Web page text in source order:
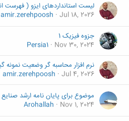
Jul 18, 2026
amir.zerehpoosh
جزوه فیزیک 1
Nov 30, 2024
Persia1
Jul 4, 2026
amir.zerehpoosh
موضوع برای پایان نامه ارشد صنایع
Nov 1, 2024
Arohallah